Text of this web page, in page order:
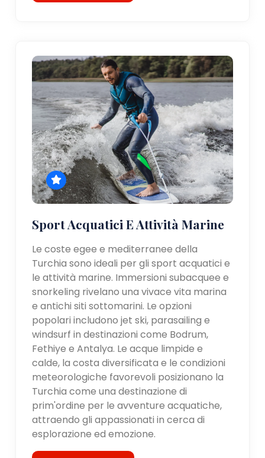
Sport Acquatici E Attività Marine
Le coste egee e mediterranee della
Turchia sono ideali per gli sport acquatici e
le attività marine. Immersioni subacquee e
snorkeling rivelano una vivace vita marina
e antichi siti sottomarini. Le opzioni
popolari includono jet ski, parasailing e
windsurf in destinazioni come Bodrum,
Fethiye e Antalya. Le acque limpide e
calde, la costa diversificata e le condizioni
meteorologiche favorevoli posizionano la
Turchia come una destinazione di
prim'ordine per le avventure acquatiche,
attraendo gli appassionati in cerca di
esplorazione ed emozione.